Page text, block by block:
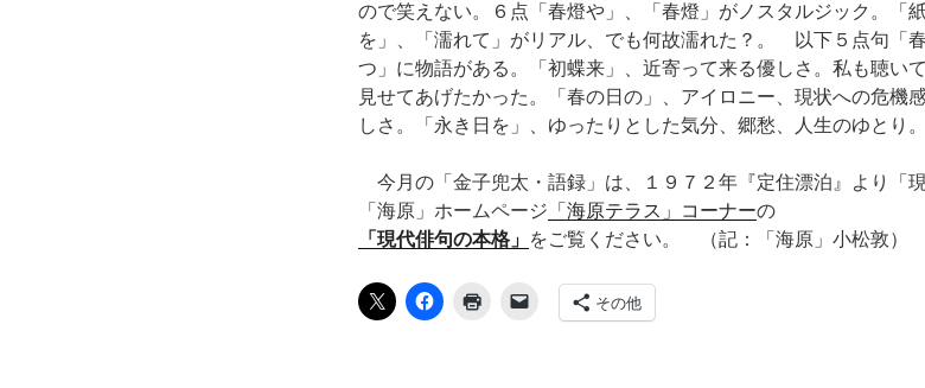
ので笑えない。６点「春燈や」、「春燈」がノスタルジック。「
を」、「濡れて」がリアル、でも何故濡れた？。 以下５点句「
つ」に物語がある。「初蝶来」、近寄って来る優しさ。私も聴い
見せてあげたかった。「春の日の」、アイロニー、現状への危機
しさ。「永き日を」、ゆったりとした気分、郷愁、人生のゆとり。
今月の「金子兜太・語録」は、１９７２年『定住漂泊』より「
「海原」ホームページ 「海原テラス」コーナーの
「現代俳句の本格」 をご覧ください。 （記：「海原」小松敦）
その他